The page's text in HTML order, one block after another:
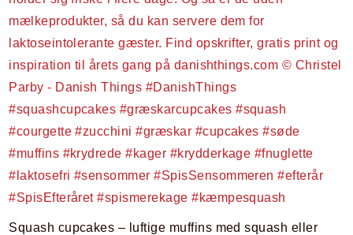
Squash cupcakes – luftige muffins med squash eller